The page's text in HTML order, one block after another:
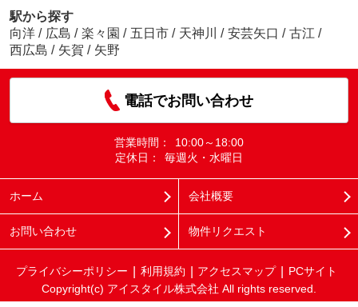
駅から探す
向洋 / 広島 / 楽々園 / 五日市 / 天神川 / 安芸矢口 / 古江 /
西広島 / 矢賀 / 矢野
電話でお問い合わせ
営業時間：
10:00～18:00
定休日：
毎週火・水曜日
ホーム 会社概要
お問い合わせ 物件リクエスト
プライバシーポリシー 利用規約 アクセスマップ
PCサイト
Copyright(c) アイスタイル株式会社 All rights reserved.